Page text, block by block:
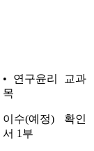
• 연구윤리 교과
목
이수(예정) 확인
서 1부